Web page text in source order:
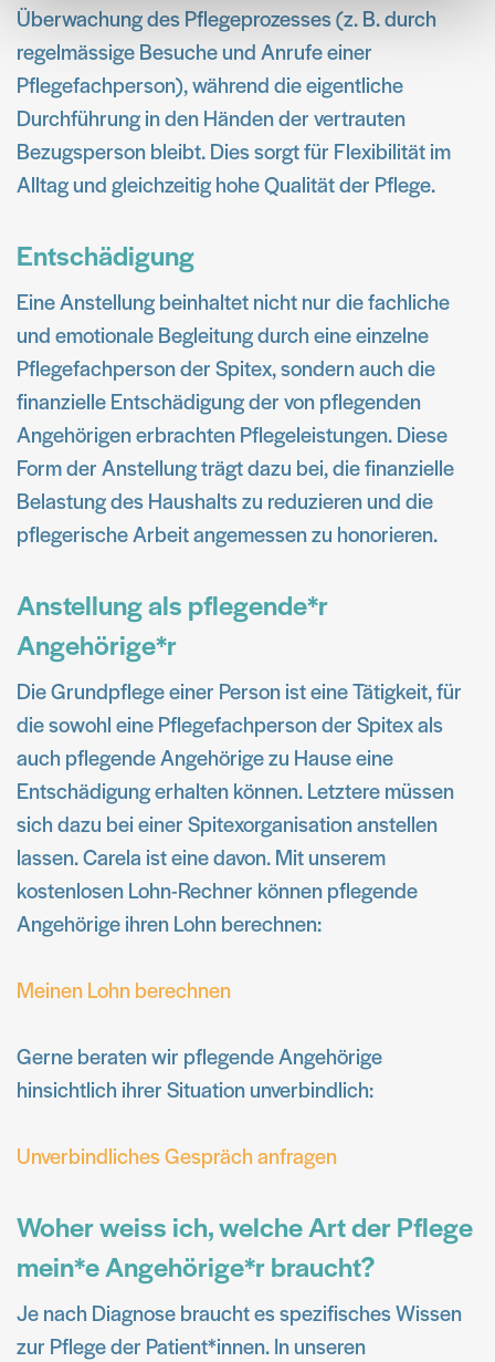
haben oder die sie im Rahmen Ihrer Nutzung der Dienste
gesammelt haben.
Überwachung des Pflegeprozesses (z. B. durch
regelmässige Besuche und Anrufe einer
Pflegefachperson), während die eigentliche
Durchführung in den Händen der vertrauten
Bezugsperson bleibt. Dies sorgt für Flexibilität im
Alltag und gleichzeitig hohe Qualität der Pflege.
Entschädigung
Eine Anstellung beinhaltet nicht nur die fachliche
und emotionale Begleitung durch eine einzelne
Pflegefachperson der Spitex, sondern auch die
finanzielle Entschädigung der von pflegenden
Angehörigen erbrachten Pflegeleistungen. Diese
Form der Anstellung trägt dazu bei, die finanzielle
Belastung des Haushalts zu reduzieren und die
pflegerische Arbeit angemessen zu honorieren.
Anstellung als pflegende*r
Angehörige*r
Die Grundpflege einer Person ist eine Tätigkeit, für
die sowohl eine Pflegefachperson der Spitex als
auch pflegende Angehörige zu Hause eine
Entschädigung erhalten können. Letztere müssen
sich dazu bei einer Spitexorganisation anstellen
lassen. Carela ist eine davon. Mit unserem
kostenlosen Lohn-Rechner können pflegende
Angehörige ihren Lohn berechnen:
Meinen Lohn berechnen
Gerne beraten wir pflegende Angehörige
hinsichtlich ihrer Situation unverbindlich:
Unverbindliches Gespräch anfragen
Woher weiss ich, welche Art der Pflege
mein*e Angehörige*r braucht?
Je nach Diagnose braucht es spezifisches Wissen
zur Pflege der Patient*innen. In unseren